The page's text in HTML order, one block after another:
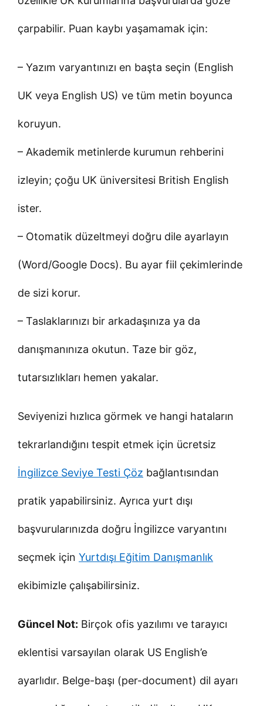
çarpabilir. Puan kaybı yaşamamak için:
– Yazım varyantınızı en başta seçin (English
UK veya English US) ve tüm metin boyunca
koruyun.
– Akademik metinlerde kurumun rehberini
izleyin; çoğu UK üniversitesi British English
ister.
– Otomatik düzeltmeyi doğru dile ayarlayın
(Word/Google Docs). Bu ayar fiil çekimlerinde
de sizi korur.
– Taslaklarınızı bir arkadaşınıza ya da
danışmanınıza okutun. Taze bir göz,
tutarsızlıkları hemen yakalar.
Seviyenizi hızlıca görmek ve hangi hataların
tekrarlandığını tespit etmek için ücretsiz
İngilizce Seviye Testi Çöz bağlantısından
pratik yapabilirsiniz. Ayrıca yurt dışı
başvurularınızda doğru İngilizce varyantını
seçmek için Yurtdışı Eğitim Danışmanlık
ekibimizle çalışabilirsiniz.
Güncel Not: Birçok ofis yazılımı ve tarayıcı
eklentisi varsayılan olarak US English’e
ayarlıdır. Belge-başı (per-document) dil ayarı